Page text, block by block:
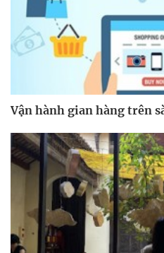
Vận hành gian hàng trên